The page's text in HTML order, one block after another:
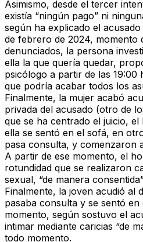
Asimismo, desde el tercer
existía “ningún pago” ni
según ha explicado el
de febrero de 2024, momento
denunciados, la persona
ella la que quería quedar,
psicólogo a partir de las 19:00
que podría acabar todos los
Finalmente, la mujer acabó
privada del acusado (otro de
que se ha centrado el juicio,
ella se sentó en el sofá, en
pasa consulta, y comenzaron
A partir de ese momento, el
rotundidad que se realizaron
sexual, “de manera
Finalmente, la joven acudió al
pasaba consulta y se sentó
momento, según sostuvo el
intimar mediante caricias “de
todo momento.